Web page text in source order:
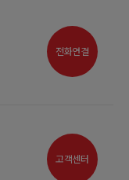
전화연결
고객센터